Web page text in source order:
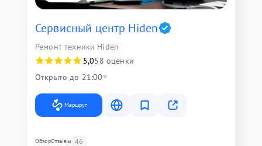
Сервисный центр Hiden
Ремонт техники Hiden
5,058 оценки
Открыто до 21:00
Маршрут
ОбзорОтзывы 46